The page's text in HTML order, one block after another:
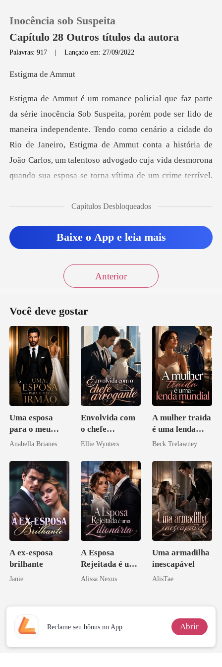
Loja
Histórico
Sair
Inocência sob Suspeita
Capítulo 28 Outros títulos da autora
Palavras: 917 |Lançado em: 27/09/2022
ma de
aneira independente. Tendo como cenário a cidade do
Rio de Janeiro, Estigma de Ammut conta a história de
João
Capítulos Desbloqueados
Baixe o App e leia mais
Anterior
Você deve gostar
Uma esposa
para o meu
irmão
Anabella Brianes
Envolvida com
o chefe
arrogante
Ellie Wynters
A mulher traída
é uma lenda
mundial
Beck Trelawney
A ex-esposa
brilhante
Janie
A Esposa
Rejeitada é uma
Zilionária
Alissa Nexus
Uma armadilha
inescapável
AlisTae
Reclame seu bônus no App Abrir